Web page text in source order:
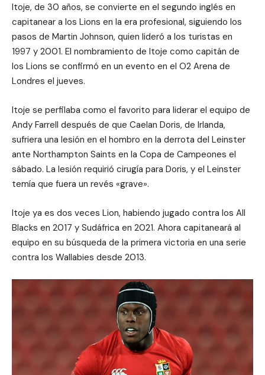
Itoje, de 30 años, se convierte en el segundo inglés en
capitanear a los Lions en la era profesional, siguiendo los
pasos de Martin Johnson, quien lideró a los turistas en
1997 y 2001. El nombramiento de Itoje como capitán de
los Lions se confirmó en un evento en el O2 Arena de
Londres el jueves.
Itoje se perfilaba como el favorito para liderar el equipo de
Andy Farrell después de que Caelan Doris, de Irlanda,
sufriera una lesión en el hombro en la derrota del Leinster
ante Northampton Saints en la Copa de Campeones el
sábado. La lesión requirió cirugía para Doris, y el Leinster
temía que fuera un revés «grave».
Itoje ya es dos veces Lion, habiendo jugado contra los All
Blacks en 2017 y Sudáfrica en 2021. Ahora capitaneará al
equipo en su búsqueda de la primera victoria en una serie
contra los Wallabies desde 2013.